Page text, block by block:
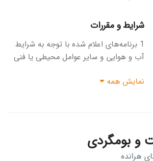
شرایط و مقررات
1 برنامه‌های اعلام شده با توجه به شرایط
آب و هوایی و سایر عوامل محیطی یا فنی
آلودگی محیط زیست از آوردن هرگونه
هرگونه ابهام از دفتر اطلاعات لازم را دریافت
نمائید.4 جهت راحتی خود و همسفران با
نمایش همه
بومگردی
هرانده